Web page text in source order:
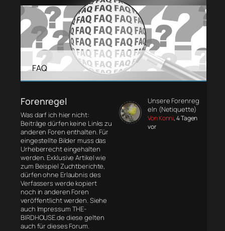
FAQ
Forenregel
Was darf ich hier nicht:
Beiträge dürfen keine Links zu
anderen Foren enthalten. Für
eingestellte Bilder muss das
Urheberrecht eingehalten
werden. Exklusive Artikel wie
zum Beispiel Zuchtberichte,
dürfen ohne Erlaubnis des
Verfassers werde kopiert
noch in anderen Foren
veröffentlicht werden. Siehe
auch Impressum THE-
BIRDHOUSE.de diese gelten
auch für dieses Forum.
Unsere Forenreg
eln (Netiquette)
Von Konni, 4 Tagen
vor